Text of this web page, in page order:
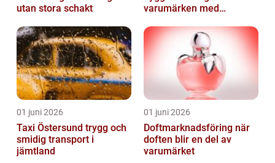
utan stora schakt
varumärken med
01 juni 2026
Taxi Östersund trygg och
smidig transport i
jämtland
01 juni 2026
Doftmarknadsföring när
doften blir en del av
varumärket